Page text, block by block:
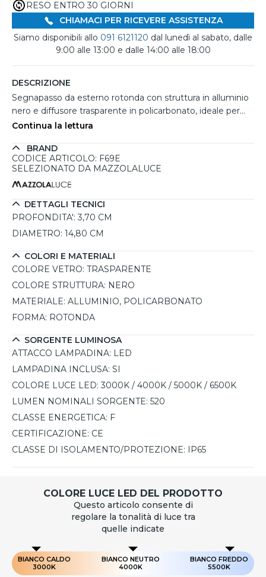
RESO ENTRO 30 GIORNI
CHIAMACI PER RICEVERE ASSISTENZA
Siamo disponibili allo 091 6121120 dal lunedì al sabato, dalle
9:00 alle 13:00 e dalle 14:00 alle 18:00
DESCRIZIONE
Segnapasso da esterno rotonda con struttura in alluminio
nero e diffusore trasparente in policarbonato, ideale per
valorizzare ingressi, terrazzi e facciate con una luce
diametro e 3,70 cm di profondità resta vicino alla parete,
mentre il LED incluso offre 520 lumen e temperatura
protezione IP65 la rende adatta all'uso esterno contro
polvere e spruzzi d'acqua.
Continua la lettura
BRAND
CODICE ARTICOLO: F69E
SELEZIONATO DA MAZZOLALUCE
DETTAGLI TECNICI
PROFONDITA': 3,70 CM
DIAMETRO: 14,80 CM
COLORI E MATERIALI
COLORE VETRO: TRASPARENTE
COLORE STRUTTURA: NERO
MATERIALE: ALLUMINIO, POLICARBONATO
FORMA: ROTONDA
SORGENTE LUMINOSA
ATTACCO LAMPADINA: LED
LAMPADINA INCLUSA: SI
COLORE LUCE LED: 3000K / 4000K / 5000K / 6500K
LUMEN NOMINALI SORGENTE: 520
CLASSE ENERGETICA: F
CERTIFICAZIONE: CE
CLASSE DI ISOLAMENTO/PROTEZIONE: IP65
COLORE LUCE LED DEL PRODOTTO
Questo articolo consente di
regolare la tonalità di luce tra
quelle indicate
BIANCO CALDO
3000K
BIANCO NEUTRO
4000K
BIANCO FREDDO
5500K